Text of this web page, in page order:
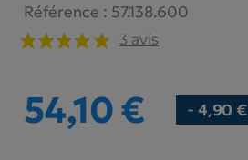
Référence : 57.138.600
3 avis
54,10 € - 4,90 €